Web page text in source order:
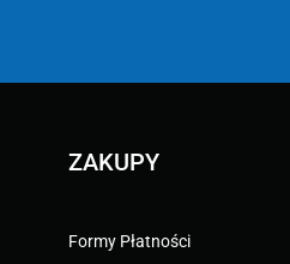
ZAKUPY
Formy Płatności